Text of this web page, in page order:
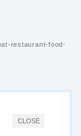
restaurant-food-
CLOSE